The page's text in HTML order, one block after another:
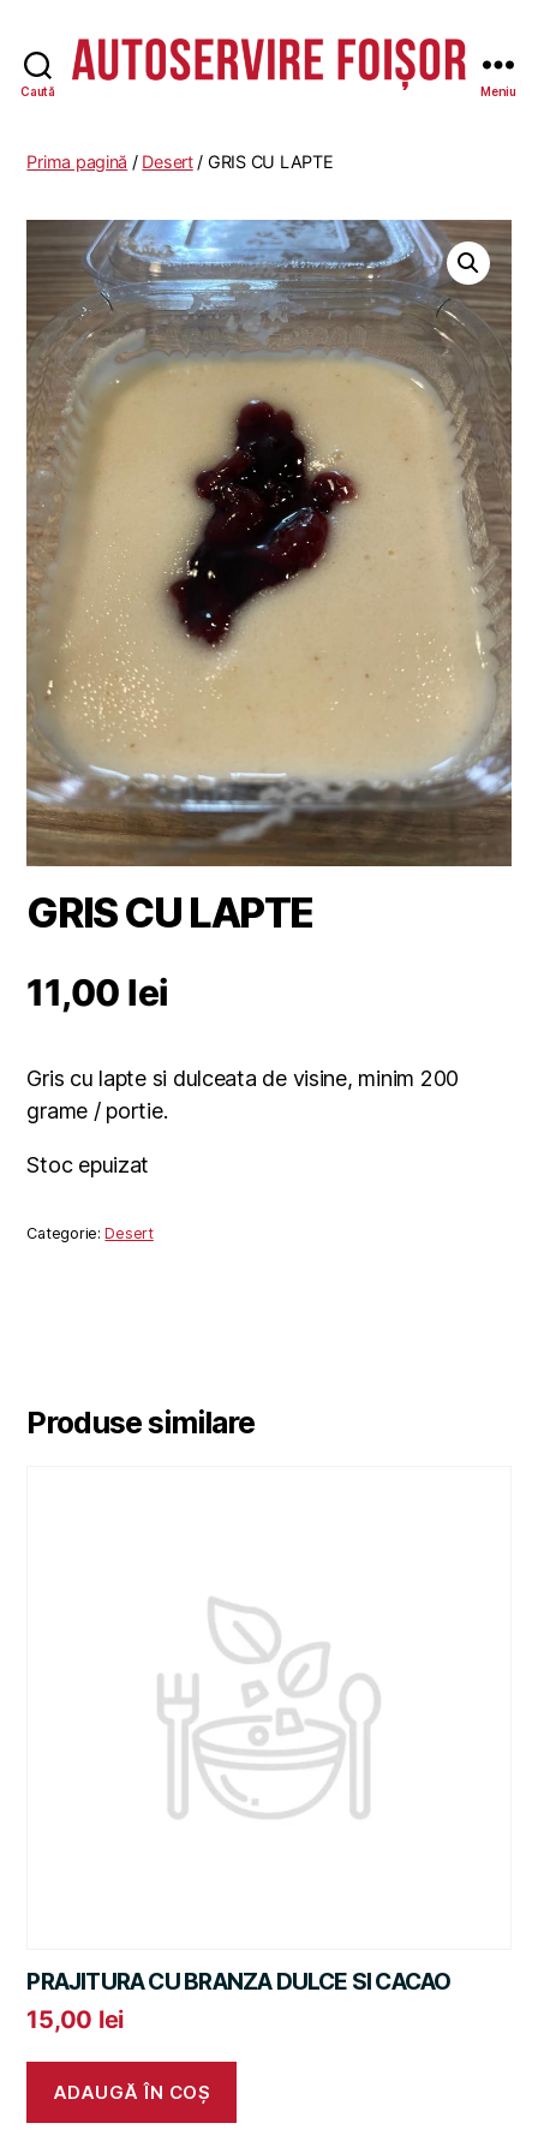
Caută
-
Meniu
Prima pagină / Desert/ GRIS CU LAPTE
GRIS CU LAPTE
11,00 lei
Gris cu lapte si dulceata de visine, minim 200
grame / portie.
Stoc epuizat
Categorie:Desert
Produse similare
PRAJITURA CU BRANZA DULCE SI CACAO
15,00 lei
ADAUGĂ ÎN COȘ